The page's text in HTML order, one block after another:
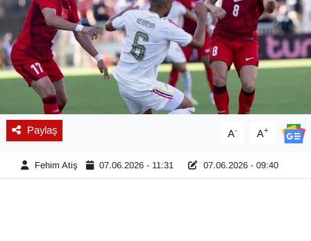
Paylaş A- A+
Fehim Atiş 07.06.2026 - 11:31 07.06.2026 - 09:40
EĞİTİM
EKONOMİ
Eleman
Emlak
En çok konuşulanlar